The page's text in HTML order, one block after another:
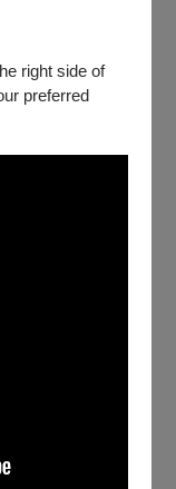
right side of
preferred
的上半身，顯現
、即便他爬到了
，像是血脈的延
看見了舞者不跳
部分，不再只是
表現漂亮而
就無法再回頭眷